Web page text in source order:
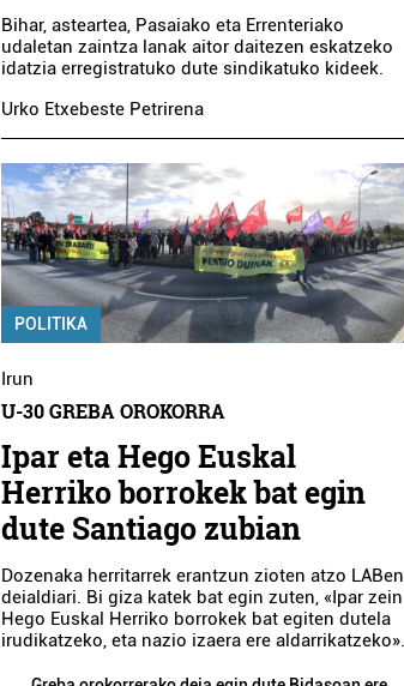
Bihar, asteartea, Pasaiako eta Errenteriako
udaletan zaintza lanak aitor daitezen eskatzeko
idatzia erregistratuko dute sindikatuko kideek.
Urko Etxebeste Petrirena
POLITIKA
Irun
U-30 GREBA OROKORRA
Ipar eta Hego Euskal
Herriko borrokek bat egin
dute Santiago zubian
Dozenaka herritarrek erantzun zioten atzo LABen
deialdiari. Bi giza katek bat egin zuten, «Ipar zein
Hego Euskal Herriko borrokek bat egiten dutela
irudikatzeko, eta nazio izaera ere aldarrikatzeko».